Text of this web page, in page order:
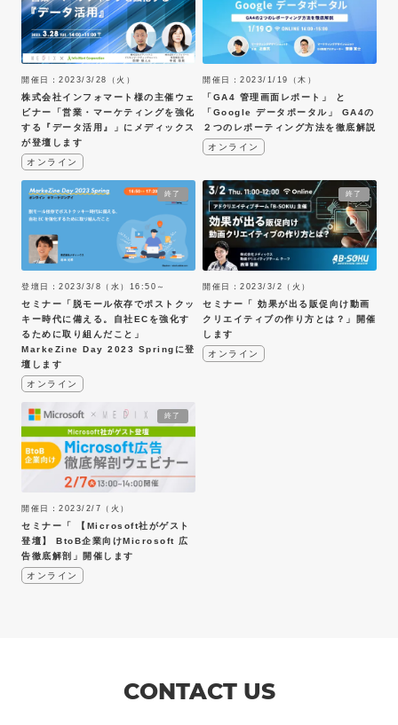
開催日：2023/3/28（火）
株式会社インフォマート様の主催ウェ
ビナー「営業・マーケティングを強化
する『データ活用』」にメディックス
が登壇します
オンライン
開催日：2023/1/19（木）
「GA4 管理画面レポート」 と
「Google データポータル」 GA4の
２つのレポーティング方法を徹底解説
オンライン
終了
登壇日：2023/3/8（水）16:50～
セミナー「脱モール依存でポストクッ
キー時代に備える。自社ECを強化す
るために取り組んだこと」
MarkeZine Day 2023 Springに登
壇します
オンライン
終了
開催日：2023/3/2（火）
セミナー「 効果が出る販促向け動画
クリエイティブの作り方とは？」開催
します
オンライン
終了
開催日：2023/2/7（火）
セミナー「 【Microsoft社がゲスト
登壇】 BtoB企業向けMicrosoft 広
告徹底解剖」開催します
オンライン
CONTACT US